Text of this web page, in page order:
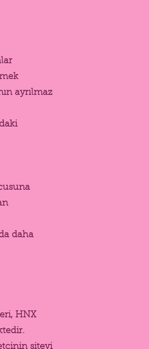
ayrılmaz
daha
HNX
siteyi